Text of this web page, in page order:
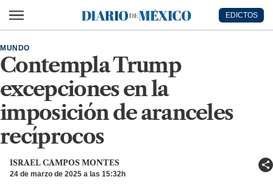
Diario de México
EDICTOS
Contempla Trump
excepciones en la
imposición de aranceles
recíprocos
MUNDO
ISRAEL CAMPOS MONTES
24 de marzo de 2025 a las 15:32h